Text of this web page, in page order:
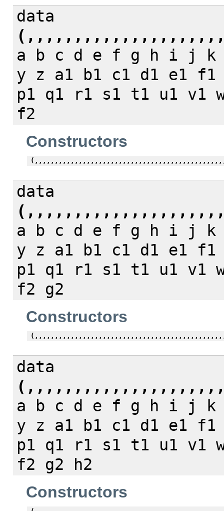
data
a b c d e f g h i j k
y z a1 b1 c1 d1 e1
p1 q1 r1 s1 t1 u1 v1
f2
Constructors
data
a b c d e f g h i j k
y z a1 b1 c1 d1 e1
p1 q1 r1 s1 t1 u1 v1
f2 g2
Constructors
data
a b c d e f g h i j k
y z a1 b1 c1 d1 e1
p1 q1 r1 s1 t1 u1 v1
f2 g2 h2
Constructors